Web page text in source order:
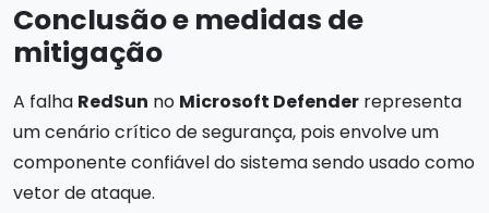
Conclusão e medidas de
mitigação
A falha RedSun no Microsoft Defender representa
um cenário crítico de segurança, pois envolve um
componente confiável do sistema sendo usado como
vetor de ataque.